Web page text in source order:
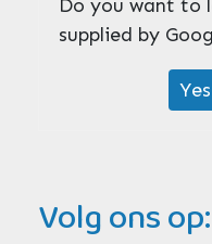
Do you want to
supplied by
Yes
Volg ons op: